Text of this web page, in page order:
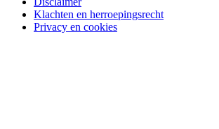
Klachten en herroepingsrecht
Privacy en cookies